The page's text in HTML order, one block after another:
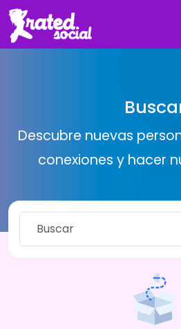
Descubre nuevas
conexiones y hacer